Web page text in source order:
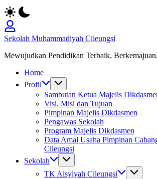
Sekolah Muhammadiyah Cileungsi
Mewujudkan Pendidikan Terbaik,
Home
Profil
Sambutan Ketua Majelis
Visi, Misi dan Tujuan
Pimpinan Majelis Dikdasmen
Pengawas Sekolah
Program Majelis Dikdasmen
Data Amal Usaha Pimpinan
Cileungsi
Sekolah
TK Aisyiyah Cileungsi